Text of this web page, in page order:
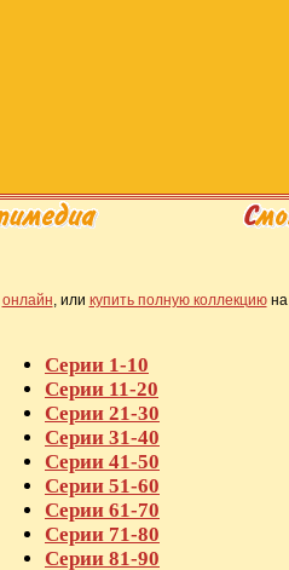
онлайн, или купить полную коллекциюна
Серии 1-10
Серии 11-20
Серии 21-30
Серии 31-40
Серии 41-50
Серии 51-60
Серии 61-70
Серии 71-80
Серии 81-90